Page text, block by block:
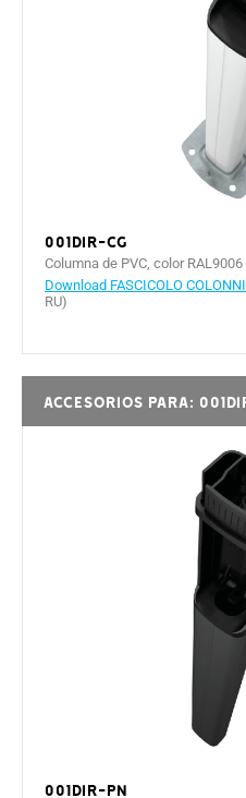
001DIR-CG
Columna de PVC, color
Download FASCICOLO
RU)
Accesorios para:
001DIR-PN